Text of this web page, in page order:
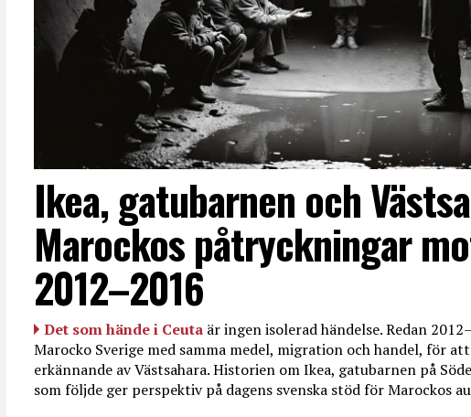
Ikea, gatubarnen och
Marockos påtryckningar
2012–2016
Det som hände i Ceuta är ingen isolerad händelse. Redan
Marocko Sverige med samma medel, migration och handel, för
erkännande av Västsahara. Historien om Ikea, gatubarnen på
som följde ger perspektiv på dagens svenska stöd för Marockos